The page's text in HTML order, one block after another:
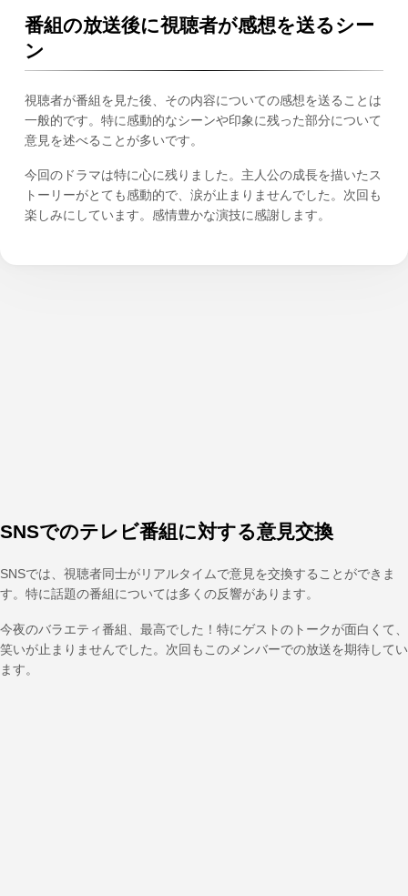
番組の放送後に視聴者が感想を送るシー
ン
視聴者が番組を見た後、その内容についての感想を送ることは
一般的です。特に感動的なシーンや印象に残った部分について
意見を述べることが多いです。
今回のドラマは特に心に残りました。主人公の成長を描いたス
トーリーがとても感動的で、涙が止まりませんでした。次回も
楽しみにしています。感情豊かな演技に感謝します。
SNSでのテレビ番組に対する意見交換
SNSでは、視聴者同士がリアルタイムで意見を交換することができま
す。特に話題の番組については多くの反響があります。
今夜のバラエティ番組、最高でした！特にゲストのトークが面白くて、
笑いが止まりませんでした。次回もこのメンバーでの放送を期待してい
ます。